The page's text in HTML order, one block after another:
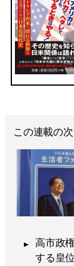
この連載の
高市政
する皇